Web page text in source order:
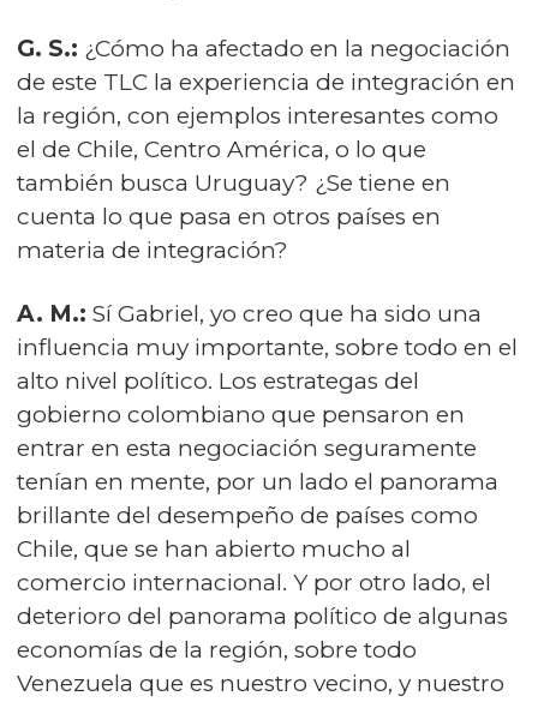
G. S.: ¿Cómo ha afectado en la negociación
de este TLC la experiencia de integración en
la región, con ejemplos interesantes como
el de Chile, Centro América, o lo que
también busca Uruguay? ¿Se tiene en
cuenta lo que pasa en otros países en
materia de integración?
A. M.: Sí Gabriel, yo creo que ha sido una
influencia muy importante, sobre todo en el
alto nivel político. Los estrategas del
gobierno colombiano que pensaron en
entrar en esta negociación seguramente
tenían en mente, por un lado el panorama
brillante del desempeño de países como
Chile, que se han abierto mucho al
comercio internacional. Y por otro lado, el
deterioro del panorama político de algunas
economías de la región, sobre todo
Venezuela que es nuestro vecino, y nuestro